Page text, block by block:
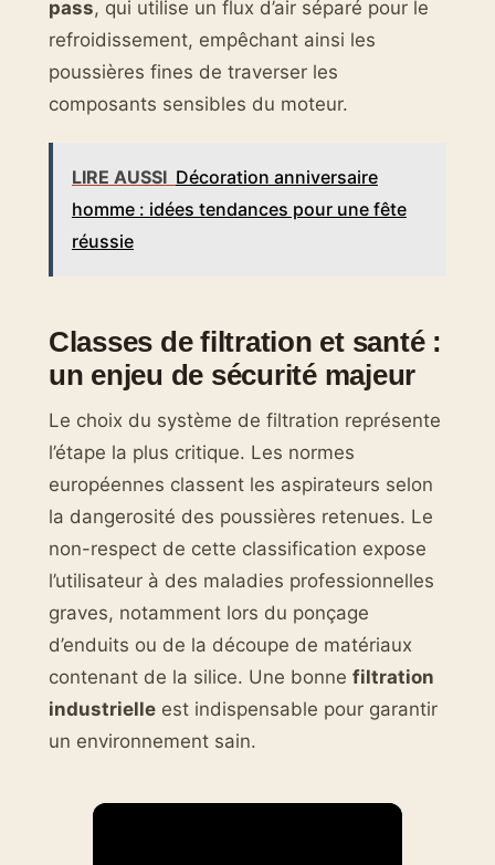
pass, qui utilise un flux d’air séparé pour le
refroidissement, empêchant ainsi les
poussières fines de traverser les
composants sensibles du moteur.
LIRE AUSSI Décoration anniversaire
homme : idées tendances pour une fête
réussie
Classes de filtration et santé :
un enjeu de sécurité majeur
Le choix du système de filtration représente
l’étape la plus critique. Les normes
européennes classent les aspirateurs selon
la dangerosité des poussières retenues. Le
non-respect de cette classification expose
l’utilisateur à des maladies professionnelles
graves, notamment lors du ponçage
d’enduits ou de la découpe de matériaux
contenant de la silice. Une bonne filtration
industrielle est indispensable pour garantir
un environnement sain.